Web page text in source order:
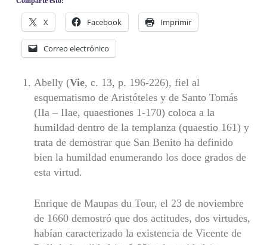
X Facebook Imprimir
Correo electrónico
Abelly (Vie, c. 13, p. 196-226), fiel al
esquematismo de Aristóteles y de Santo Tomás
(IIa – IIae, quaestiones 1-170) coloca a la
humildad dentro de la templanza (quaestio 161) y
trata de demostrar que San Benito ha definido
bien la humildad enumerando los doce grados de
esta virtud.
Enrique de Maupas du Tour, el 23 de noviembre
de 1660 demostró que dos actitudes, dos virtudes,
habían caracterizado la existencia de Vicente de